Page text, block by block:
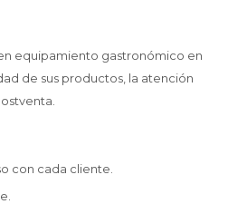
equipamiento gastronómico en
de sus productos, la atención
con cada cliente.